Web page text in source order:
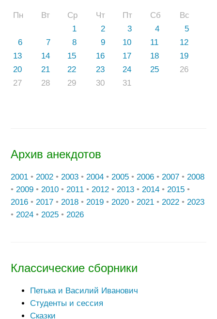
Пн Вт Ср Чт Пт Сб
Вс
1
2 3 4
5
6
7 8 9 10 11
12
13
14 15 16 17 18
19
20
21 22 23 24 25
26
27
28 29 30 31
Архив анекдотов
2001 • 2002 • 2003 • 2004 • 2005 • 2006 • 2007 • 2008
• 2009 • 2010 • 2011 • 2012 • 2013 • 2014 • 2015 •
2016 • 2017 • 2018 • 2019 • 2020 • 2021 • 2022 • 2023
• 2024 • 2025 • 2026
Классические сборники
Петька и Василий Иванович
Студенты и сессия
Сказки